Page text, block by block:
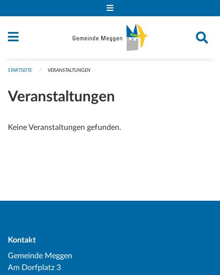
STARTSEITE VERANSTALTUNGEN
Veranstaltungen
Keine Veranstaltungen gefunden.
Kontakt
Gemeinde Meggen
Am Dorfplatz 3